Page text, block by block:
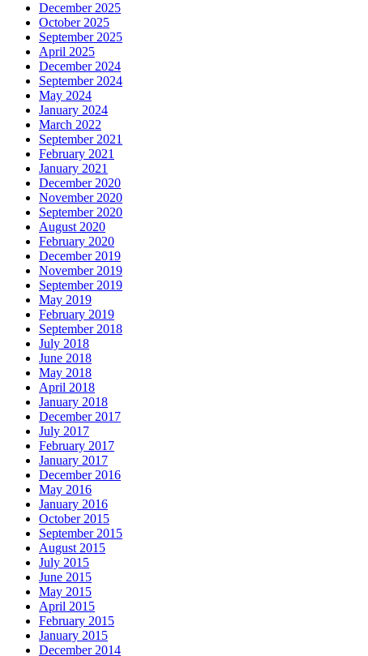
December 2025
October 2025
September 2025
April 2025
December 2024
September 2024
May 2024
January 2024
March 2022
September 2021
February 2021
January 2021
December 2020
November 2020
September 2020
August 2020
February 2020
December 2019
November 2019
September 2019
May 2019
February 2019
September 2018
July 2018
June 2018
May 2018
April 2018
January 2018
December 2017
July 2017
February 2017
January 2017
December 2016
May 2016
January 2016
October 2015
September 2015
August 2015
July 2015
June 2015
May 2015
April 2015
February 2015
January 2015
December 2014